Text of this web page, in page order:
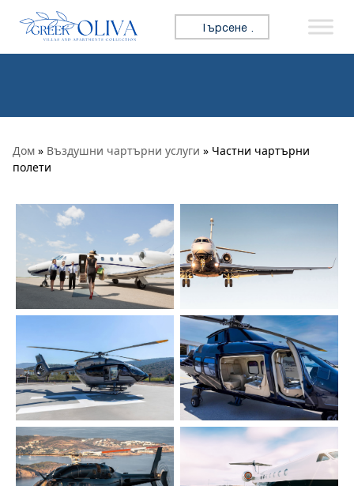
Премини към съдържанието
Търсене за:
Дом » Въздушни чартърни услуги » Частни чартърни
полети